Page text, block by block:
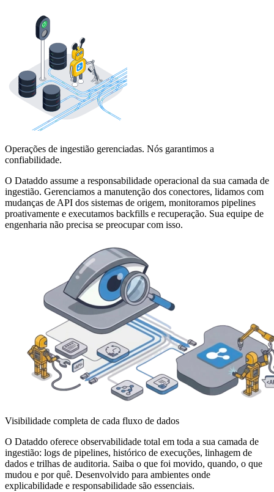
Operações de ingestião gerenciadas. Nós garantimos a
confiabilidade.
O Dataddo assume a responsabilidade operacional da sua camada de
ingestião. Gerenciamos a manutenção dos conectores, lidamos com
mudanças de API dos sistemas de origem, monitoramos pipelines
proativamente e executamos backfills e recuperação. Sua equipe de
engenharia não precisa se preocupar com isso.
Visibilidade completa de cada fluxo de dados
O Dataddo oferece observabilidade total em toda a sua camada de
ingestião: logs de pipelines, histórico de execuções, linhagem de
dados e trilhas de auditoria. Saiba o que foi movido, quando, o que
mudou e por quê. Desenvolvido para ambientes onde
explicabilidade e responsabilidade são essenciais.